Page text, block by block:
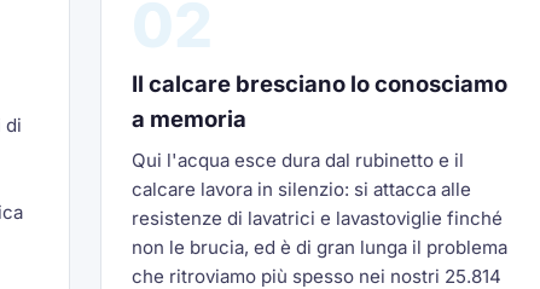
di
Il calcare bresciano lo conosciamo
a memoria
Qui l'acqua esce dura dal rubinetto e il
calcare lavora in silenzio: si attacca alle
resistenze di lavatrici e lavastoviglie finché
non le brucia, ed è di gran lunga il problema
che ritroviamo più spesso nei nostri 25.814